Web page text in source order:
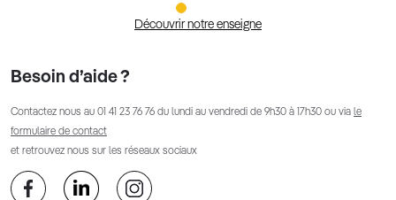
Découvrir notre enseigne
Besoin d’aide ?
Contactez nous au 01 41 23 76 76 du lundi au vendredi de 9h30 à 17h30 ou via le
formulaire de contact
et retrouvez nous sur les réseaux sociaux